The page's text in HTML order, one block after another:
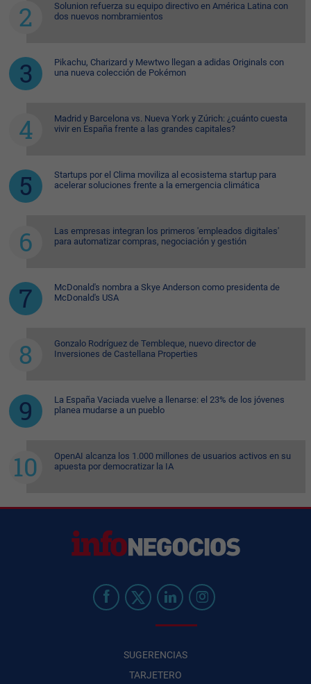
Solunion refuerza su equipo directivo en América Latina con
dos nuevos nombramientos
Pikachu, Charizard y Mewtwo llegan a adidas Originals con
una nueva colección de Pokémon
Madrid y Barcelona vs. Nueva York y Zúrich: ¿cuánto cuesta
vivir en España frente a las grandes capitales?
Startups por el Clima moviliza al ecosistema startup para
acelerar soluciones frente a la emergencia climática
Las empresas integran los primeros 'empleados digitales'
para automatizar compras, negociación y gestión
McDonald's nombra a Skye Anderson como presidenta de
McDonald's USA
Gonzalo Rodríguez de Tembleque, nuevo director de
Inversiones de Castellana Properties
La España Vaciada vuelve a llenarse: el 23% de los jóvenes
planea mudarse a un pueblo
OpenAI alcanza los 1.000 millones de usuarios activos en su
apuesta por democratizar la IA
SUGERENCIAS
TARJETERO